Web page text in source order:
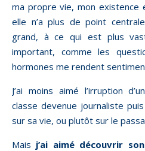
ma propre vie, mon existence
elle n’a plus de point
grand, à ce qui est plus
important, comme les
hormones me rendent
J’ai moins aimé l’irruption
classe devenue journaliste
sur sa vie, ou plutôt sur le
Mais j’ai aimé découvrir